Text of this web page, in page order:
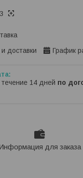
доставки
График
течение 14 дней по
для заказа